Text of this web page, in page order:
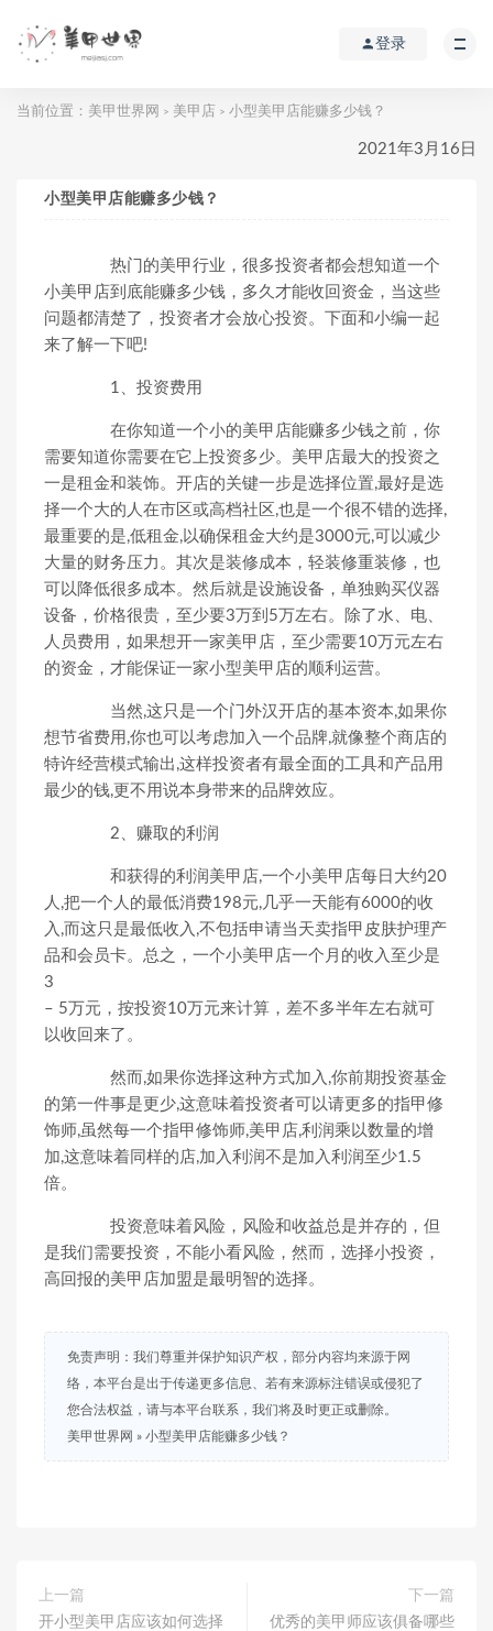
登录
当前位置： 美甲世界网 > 美甲店 > 小型美甲店能赚多少钱？
2021年3月16日
小型美甲店能赚多少钱？
热门的美甲行业，很多投资者都会想知道一个
小美甲店到底能赚多少钱，多久才能收回资金，当这些
问题都清楚了，投资者才会放心投资。下面和小编一起
来了解一下吧!
1、投资费用
在你知道一个小的美甲店能赚多少钱之前，你
需要知道你需要在它上投资多少。美甲店最大的投资之
一是租金和装饰。开店的关键一步是选择位置,最好是选
择一个大的人在市区或高档社区,也是一个很不错的选择,
最重要的是,低租金,以确保租金大约是3000元,可以减少
大量的财务压力。其次是装修成本，轻装修重装修，也
可以降低很多成本。然后就是设施设备，单独购买仪器
设备，价格很贵，至少要3万到5万左右。除了水、电、
人员费用，如果想开一家美甲店，至少需要10万元左右
的资金，才能保证一家小型美甲店的顺利运营。
当然,这只是一个门外汉开店的基本资本,如果你
想节省费用,你也可以考虑加入一个品牌,就像整个商店的
特许经营模式输出,这样投资者有最全面的工具和产品用
最少的钱,更不用说本身带来的品牌效应。
2、赚取的利润
和获得的利润美甲店,一个小美甲店每日大约20
人,把一个人的最低消费198元,几乎一天能有6000的收
入,而这只是最低收入,不包括申请当天卖指甲皮肤护理产
品和会员卡。总之，一个小美甲店一个月的收入至少是
3
– 5万元，按投资10万元来计算，差不多半年左右就可
以收回来了。
然而,如果你选择这种方式加入,你前期投资基金
的第一件事是更少,这意味着投资者可以请更多的指甲修
饰师,虽然每一个指甲修饰师,美甲店,利润乘以数量的增
加,这意味着同样的店,加入利润不是加入利润至少1.5
倍。
投资意味着风险，风险和收益总是并存的，但
是我们需要投资，不能小看风险，然而，选择小投资，
高回报的美甲店加盟是最明智的选择。
免责声明：我们尊重并保护知识产权，部分内容均来源于网
络，本平台是出于传递更多信息、若有来源标注错误或侵犯了
您合法权益，请与本平台联系，我们将及时更正或删除。
美甲世界网 » 小型美甲店能赚多少钱？
上一篇
开小型美甲店应该如何选择
下一篇
优秀的美甲师应该俱备哪些